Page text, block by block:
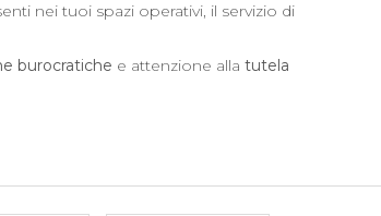
nei tuoi spazi operativi, il servizio di
burocratiche e attenzione alla tutela